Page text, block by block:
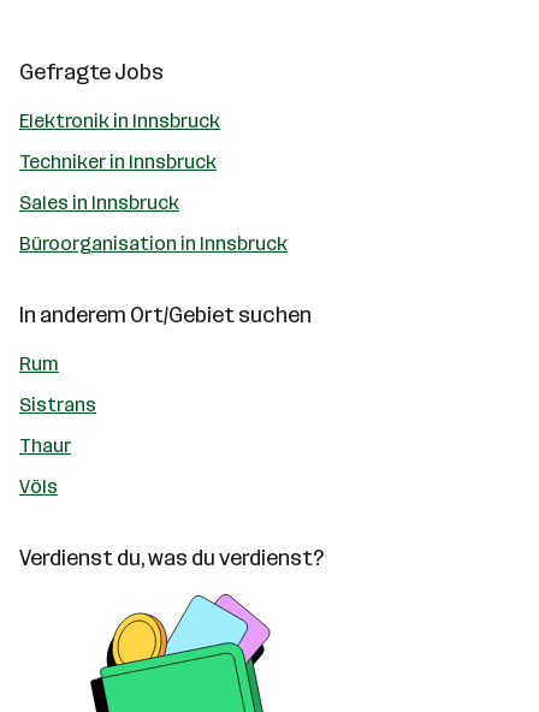
Gefragte Jobs
Elektronik in Innsbruck
Techniker in Innsbruck
Sales in Innsbruck
Büroorganisation in Innsbruck
In anderem Ort/Gebiet suchen
Rum
Sistrans
Thaur
Völs
Verdienst du, was du verdienst?